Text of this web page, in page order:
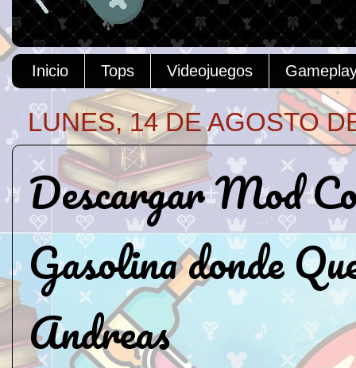
Inicio Tops Videojuegos
LUNES, 14 DE AGOSTO
Descargar Mod
Gasolina donde
Andreas